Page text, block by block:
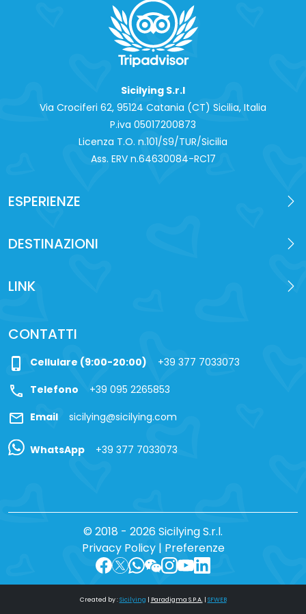
Sicilying S.r.l
Via Crociferi 62, 95124 Catania (CT) Sicilia, Italia
P.iva 0‍5017200873
Licenza T.O. n.101/S9/TUR/Sicilia
Ass. ERV n.64630084-RC17
ESPERIENZE
DESTINAZIONI
LINK
CONTATTI
phone_iphone Cellulare (9:00-20:00) +39 377 7033073
call Telefono +39 095 2265853
mail Email sicilying@sicilying.com
WhatsApp +39 377 7033073
© 2018 - 2026 Sicilying S.r.l.
Privacy Policy| Preferenze
Created by :Sicilying | Paradigma S.P.A.| SFWEB